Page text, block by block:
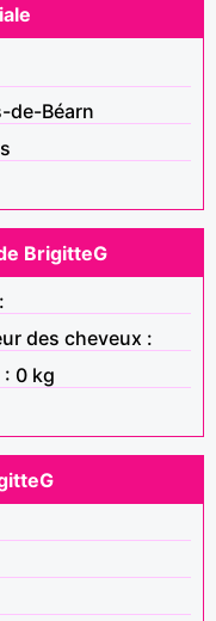
de-Béarn
BrigitteG
des cheveux :
: 0 kg